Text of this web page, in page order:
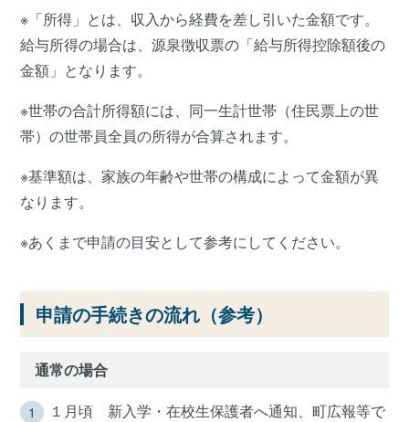
※「所得」とは、収入から経費を差し引いた金額です。
給与所得の場合は、源泉徴収票の「給与所得控除額後の
金額」となります。
※世帯の合計所得額には、同一生計世帯（住民票上の世
帯）の世帯員全員の所得が合算されます。
※基準額は、家族の年齢や世帯の構成によって金額が異
なります。
※あくまで申請の目安として参考にしてください。
申請の手続きの流れ（参考）
通常の場合
１月頃 新入学・在校生保護者へ通知、町広報等で